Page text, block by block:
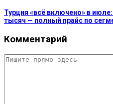
Турция «всё включено» в
тысяч — полный прайс по
Комментарий